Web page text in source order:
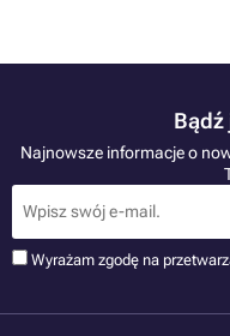
Najnowsze informacje o
Wyrażam zgodę na